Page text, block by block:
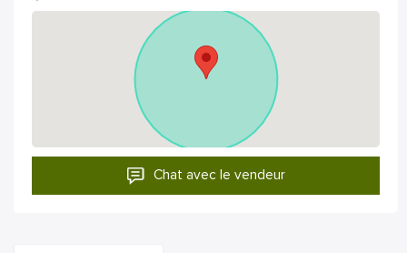
Chat avec le vendeur